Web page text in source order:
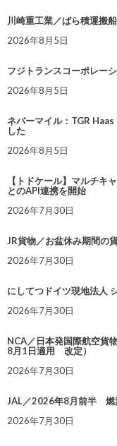
川崎重工業／ばら積運搬
2026年8月5日
フジトランスコーポレー
2026年8月5日
ネバーマイル：TGR
した
2026年8月5日
【トドケール】マルチキ
とのAPI連携を開始
2026年7月30日
JR貨物／お盆休み期間の
2026年7月30日
にしてつドイツ現地法人
2026年7月30日
NCA／日本発国際航空貨
8月1日適用 改定）
2026年7月30日
JAL／2026年8月前半 燃
2026年7月30日